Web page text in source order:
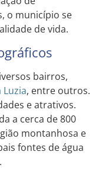
o município se
de vida.
bairros,
Luzia, entre outros.
e atrativos.
a cerca de 800
montanhosa e
fontes de água